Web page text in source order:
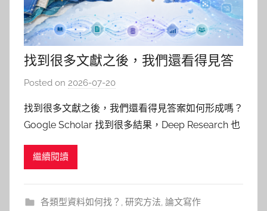
找到很多文獻之後，我們還看得見答
案如何形成嗎？
Posted on 2026-07-20
柯
文
找到很多文獻之後，我們還看得見答案如何形成嗎？
Google Scholar 找到很多結果，Deep Research 也
怕沒有這麼簡單。 針對同一個研究問題，即使採用
繼續閱讀
各類型資料如何找？ , 研究方法, 論文寫作